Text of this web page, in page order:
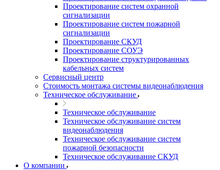
Проектирование систем охранной
сигнализации
Проектирование систем пожарной
сигнализации
Проектирование СКУД
Проектирование СОУЭ
Проектирование структурированных
кабельных систем
Сервисный центр
Стоимость монтажа системы видеонаблюдения
Техническое обслуживание
Техническое обслуживание
Техническое обслуживание систем
видеонаблюдения
Техническое обслуживание систем
пожарной безопасности
Техническое обслуживание СКУД
О компании